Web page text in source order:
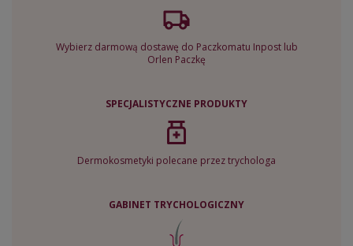
Wybierz darmową dostawę do Paczkomatu Inpost lub
Orlen Paczkę
SPECJALISTYCZNE PRODUKTY
Dermokosmetyki polecane przez trychologa
GABINET TRYCHOLOGICZNY